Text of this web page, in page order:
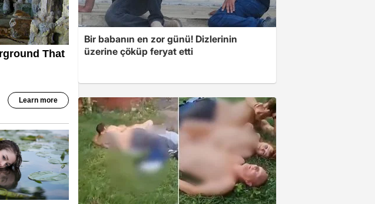
Bir babanın en zor günü! Dizlerinin
üzerine çöküp feryat etti